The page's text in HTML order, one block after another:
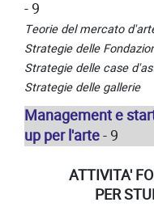
- 9
Teorie del mercato
Strategie delle
Strategie delle case
Strategie delle gallerie
Management e
up per l'arte- 9
ATTIVITA'
PER